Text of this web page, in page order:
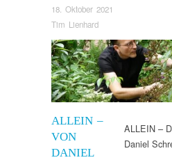
18. Oktober 2021
Tim Lienhard
ALLEIN –
VON
DANIEL
ALLEIN –
Daniel